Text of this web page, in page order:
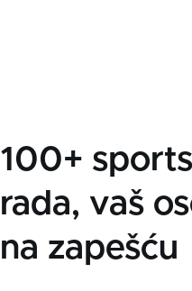
100+
rada, vaš
na zapešću